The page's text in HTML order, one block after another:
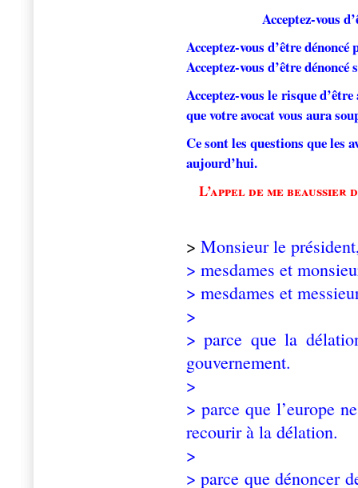
Acceptez-vous
Acceptez-vous d’être dénoncé
Acceptez-vous d’être
Acceptez-vous le risque
que votre avocat vous aura
Ce sont les questions que les
aujourd’hui.
L’appel de me
> Monsieur le
> mesdames et
> mesdames et
>
> parce que la
gouvernement.
>
> parce que l’europe
recourir à la délation.
>
> parce que dénoncer